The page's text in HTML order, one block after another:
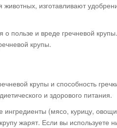
изготавливают
о пользе и вреде гречневой
крупы.
крупы и способность
и здорового питания.
(мясо, курицу,
жарят. Если вы используете